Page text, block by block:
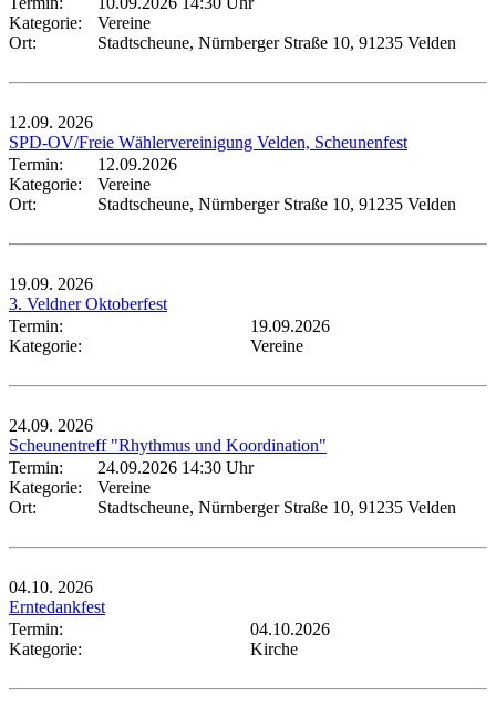
Kategorie:
Vereine
Ort:
Stadtscheune, Nürnberger Straße 10, 91235 Velden
12.09. 2026
SPD-OV/Freie Wählervereinigung Velden, Scheunenfest
Termin:
12.09.2026
Kategorie:
Vereine
Ort:
Stadtscheune, Nürnberger Straße 10, 91235 Velden
19.09. 2026
3. Veldner Oktoberfest
Termin:
19.09.2026
Kategorie:
Vereine
24.09. 2026
Scheunentreff "Rhythmus und Koordination"
Termin:
24.09.2026 14:30 Uhr
Kategorie:
Vereine
Ort:
Stadtscheune, Nürnberger Straße 10, 91235 Velden
04.10. 2026
Erntedankfest
Termin:
04.10.2026
Kategorie:
Kirche